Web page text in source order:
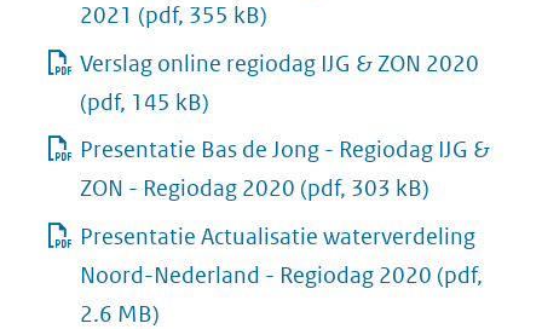
2021 (pdf, 355 kB)
Verslag online regiodag IJG & ZON 2020
(pdf, 145 kB)
Presentatie Bas de Jong - Regiodag IJG &
ZON - Regiodag 2020 (pdf, 303 kB)
Presentatie Actualisatie waterverdeling
Noord-Nederland - Regiodag 2020 (pdf,
2.6 MB)